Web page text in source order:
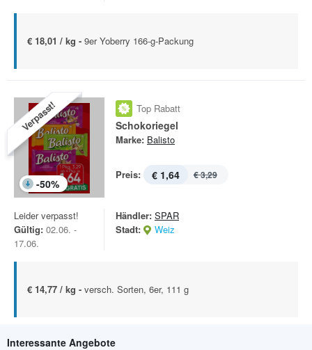
€ 18,01 / kg - 9er Yoberry 166-g-Packung
Verpasst!
-50%
Top Rabatt
Schokoriegel
Marke: Balisto
Preis: € 1,64 € 3,29
Leider verpasst!
Gültig: 02.06. -
17.06.
Händler: SPAR
Stadt:
Weiz
€ 14,77 / kg - versch. Sorten, 6er, 111 g
Interessante Angebote